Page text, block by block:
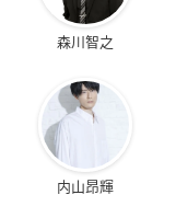
森川智之
内山昂輝